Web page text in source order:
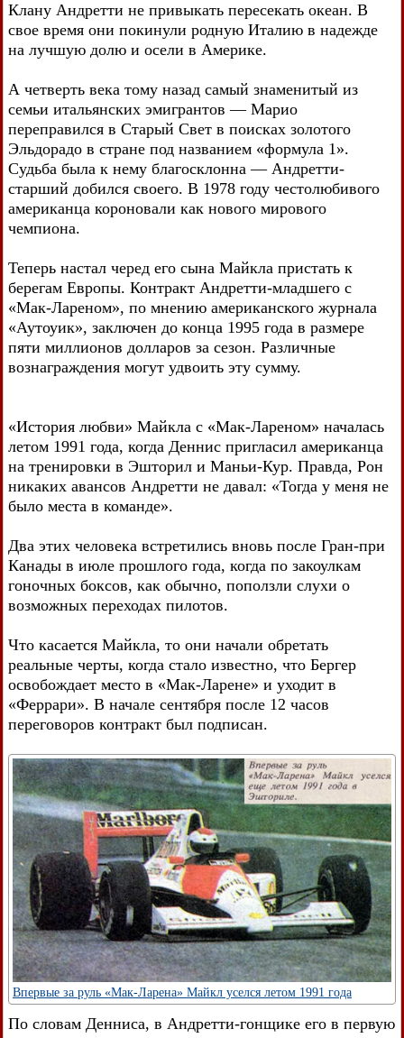
Клану Андретти не привыкать пересекать океан. В
свое время они покинули родную Италию в надежде
на лучшую долю и осели в Америке.
А четверть века тому назад самый знаменитый из
семьи итальянских эмигрантов — Марио
переправился в Старый Свет в поисках золотого
Эльдорадо в стране под названием «формула 1».
Судьба была к нему благосклонна — Андретти-
старший добился своего. В 1978 году честолюбивого
американца короновали как нового мирового
чемпиона.
Теперь настал черед его сына Майкла пристать к
берегам Европы. Контракт Андретти-младшего с
«Мак-Лареном», по мнению американского журнала
«Аутоуик», заключен до конца 1995 года в размере
пяти миллионов долларов за сезон. Различные
вознаграждения могут удвоить эту сумму.
«История любви» Майкла с «Мак-Лареном» началась
летом 1991 года, когда Деннис пригласил американца
на тренировки в Эшторил и Маньи-Кур. Правда, Рон
никаких авансов Андретти не давал: «Тогда у меня не
было места в команде».
Два этих человека встретились вновь после Гран-при
Канады в июле прошлого года, когда по закоулкам
гоночных боксов, как обычно, поползли слухи о
возможных переходах пилотов.
Что касается Майкла, то они начали обретать
реальные черты, когда стало известно, что Бергер
освобождает место в «Мак-Ларене» и уходит в
«Феррари». В начале сентября после 12 часов
переговоров контракт был подписан.
Впервые за руль «Мак-Ларена» Майкл уселся летом 1991 года
По словам Денниса, в Андретти-гонщике его в первую